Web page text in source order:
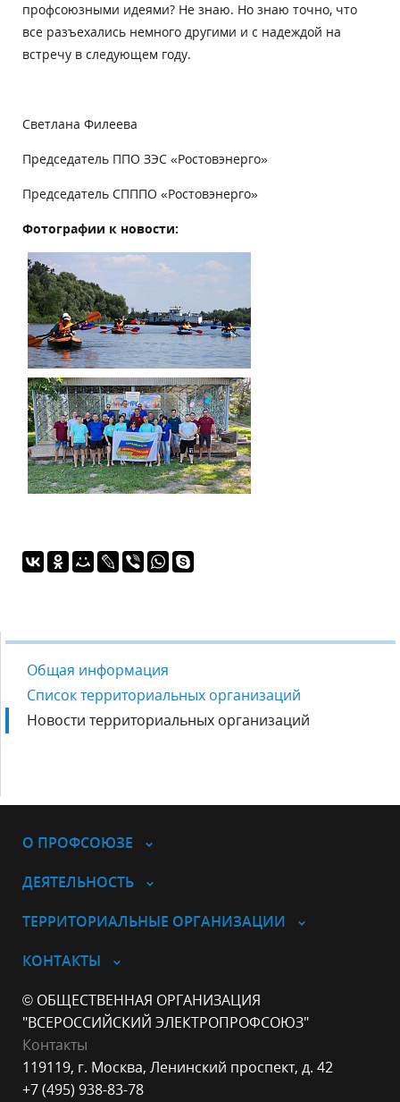
профсоюзными идеями? Не знаю. Но знаю точно, что
все разъехались немного другими и с надеждой на
встречу в следующем году.
Светлана Филеева
Председатель ППО ЗЭС «Ростовэнерго»
Председатель СПППО «Ростовэнерго»
Фотографии к новости:
Общая информация
Список территориальных организаций
Новости территориальных организаций
О ПРОФСОЮЗЕ
ДЕЯТЕЛЬНОСТЬ
ТЕРРИТОРИАЛЬНЫЕ ОРГАНИЗАЦИИ
КОНТАКТЫ
© ОБЩЕСТВЕННАЯ ОРГАНИЗАЦИЯ
"ВСЕРОССИЙСКИЙ ЭЛЕКТРОПРОФСОЮЗ"
Контакты
119119, г. Москва, Ленинский проспект, д. 42
+7 (495) 938-83-78